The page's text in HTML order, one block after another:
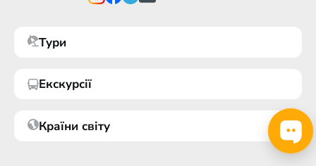
Тури
Екскурсії
Країни світу